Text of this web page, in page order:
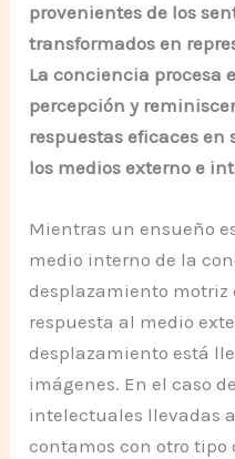
provenientes de los
transformados en
La conciencia procesa
percepción y
respuestas eficaces
los medios externo e
Mientras un ensueño
medio interno de la
desplazamiento
respuesta al medio
desplazamiento está
imágenes. En el caso
intelectuales llevadas
contamos con otro